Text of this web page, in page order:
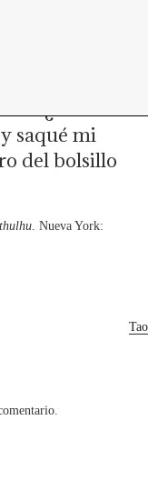
ahora
¿Tienes
saqué mi
del bolsillo
. Nueva York:
Tao